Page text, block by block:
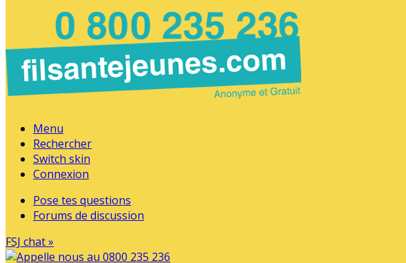
Menu
Rechercher
Switch skin
Connexion
Pose tes questions
Forums de discussion
FSJ chat »